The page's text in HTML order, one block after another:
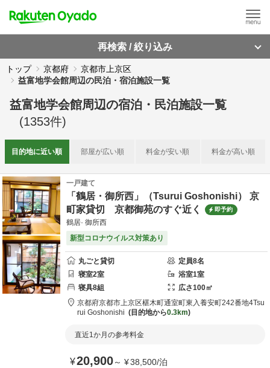
再検索 / 絞り込み
トップ 京都府
京都市上京区
益富地学会館周辺の民泊・宿泊施設一覧
益富地学会館周辺の宿泊・民泊施設一覧
(1353件)
目的地に近い順 部屋が広い順 料金が安い順 料金が高い順
一戸建て
「鶴居・御所西」（Tsurui Goshonishi） 京
町家貸切 京都御苑のすぐ近く
即予約
鶴居· 御所西
新型コロナウイルス対策あり
丸ごと貸切 定員8名
寝室2室 浴室1室
寝具8組 広さ100㎡
京都府京都市上京区椹木町通室町東入養安町242番地4Tsu
rui Goshonishi
目的地から0.3km
直近1か月の参考料金
¥20,900～ ¥38,500/泊